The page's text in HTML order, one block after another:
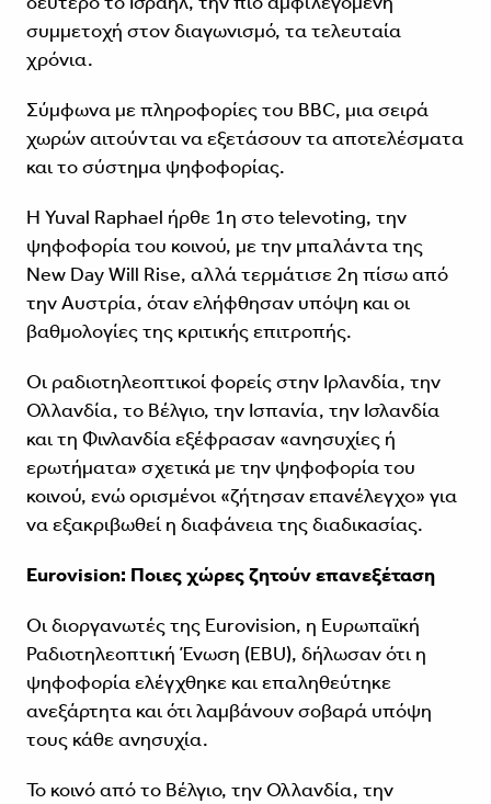
συμμετοχή στον διαγωνισμό, τα τελευταία
χρόνια.
Σύμφωνα με πληροφορίες του BBC, μια σειρά
χωρών αιτούνται να εξετάσουν τα αποτελέσματα
και το σύστημα ψηφοφορίας.
Η Yuval Raphael ήρθε 1η στο televoting, την
ψηφοφορία του κοινού, με την μπαλάντα της
New Day Will Rise, αλλά τερμάτισε 2η πίσω από
την Αυστρία, όταν ελήφθησαν υπόψη και οι
βαθμολογίες της κριτικής επιτροπής.
Οι ραδιοτηλεοπτικοί φορείς στην Ιρλανδία, την
Ολλανδία, το Βέλγιο, την Ισπανία, την Ισλανδία
και τη Φινλανδία εξέφρασαν «ανησυχίες ή
ερωτήματα» σχετικά με την ψηφοφορία του
κοινού, ενώ ορισμένοι «ζήτησαν επανέλεγχο» για
να εξακριβωθεί η διαφάνεια της διαδικασίας.
Eurovision: Ποιες χώρες ζητούν επανεξέταση
Οι διοργανωτές της Eurovision, η Ευρωπαϊκή
Ραδιοτηλεοπτική Ένωση (EBU), δήλωσαν ότι η
ψηφοφορία ελέγχθηκε και επαληθεύτηκε
ανεξάρτητα και ότι λαμβάνουν σοβαρά υπόψη
τους κάθε ανησυχία.
Το κοινό από το Βέλγιο, την Ολλανδία, την